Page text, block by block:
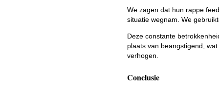
We zagen dat hun rappe
situatie wegnam. We
Deze constante
plaats van beangstigend,
verhogen.
Conclusie